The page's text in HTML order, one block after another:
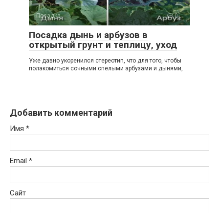
Посадка 0
Посадка дынь и арбузов в
открытый грунт и теплицу, уход
Уже давно укоренился стереотип, что для того, чтобы
полакомиться сочными спелыми арбузами и дынями,
Добавить комментарий
Имя *
Email *
Сайт